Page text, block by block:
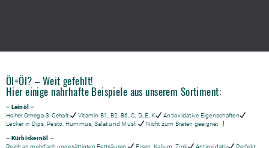
Öl=Öl? – Weit gefehlt!
Hier einige nahrhafte Beispiele aus unserem Sortiment:
– Leinöl –
Hoher Omega-3-Gehalt
Vitamin B1, B2, B6, C, D, E, K
Antioxidative Eigenschaften
Lecker in Dips, Pesto, Hummus, Salat und Müsli
Nicht zum Braten geeignet
– Kürbiskernöl –
Reich an mehrfach ungesättigten Fettsäuren
Eisen, Kalium, Zink Antioxidativ
Perfekt